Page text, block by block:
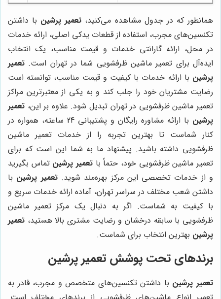
همانطور که در جدول مشاهده می‌کنید، تعمیر پرشین با داشتن
تکنسین‌های مجرب، استفاده از قطعات یدکی اصلی، ارائه خدمات
در محل، ارائه گارانتی خدمات و قیمت مناسب، یک انتخاب
ایده‌آل برای تعمیر ماشین ظرفشویی شما در تهران است. تعمیر
پرشین با ارائه خدمات با کیفیت و قیمت مناسب، توانسته است
رضایت مشتریان خود را جلب کند و به یکی از معتبرترین مراکز
تعمیر ماشین ظرفشویی در تهران تبدیل شود. علاوه بر این، تعمیر
پرشین
با ارائه مشاوره رایگان و پشتیبانی 24 ساعته، همواره در
کنار شماست تا بهترین تجربه را از خدمات تعمیر ماشین
ظرفشویی داشته باشید. پیشنهاد ما به شما این است که برای
تعمیر ماشین ظرفشویی خود، حتماً با تعمیر پرشین تماس بگیرید
و از خدمات تخصصی این مرکز بهره‌مند شوید.تعمیر پرشین با
داشتن شعب مختلف در سراسر تهران، آماده ارائه خدمات سریع و
با کیفیت به شماست. اگر به دنبال یک مرکز تعمیر ماشین
ظرفشویی با سابقه درخشان و رضایت مشتری بالا هستید، تعمیر
پرشین بهترین انتخاب برای شماست.
برندهای تحت پوشش تعمیر پرشین
تعمیر پرشین با داشتن تکنسین‌های متخصص و مجرب، قادر به